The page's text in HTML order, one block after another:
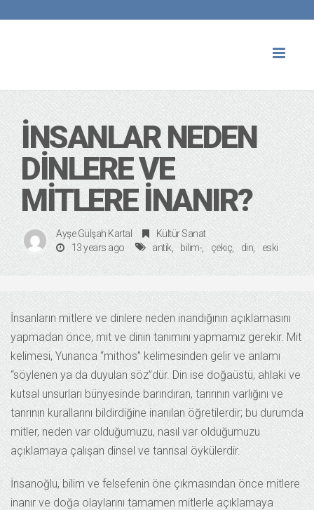
İNSANLAR NEDEN
DINLERE VE
MITLERE İNANIR?
Ayşe Gülşah Kartal
Kültür Sanat
13 years ago
antik bilim- çekiç din eski
İnsanların mitlere ve dinlere neden inandığının açıklamasını
yapmadan önce, mit ve dinin tanımını yapmamız gerekir. Mit
kelimesi, Yunanca “mithos” kelimesinden gelir ve anlamı
“söylenen ya da duyulan söz”dür. Din ise doğaüstü, ahlaki ve
kutsal unsurları bünyesinde barındıran, tanrının varlığını ve
tanrının kurallarını bildirdiğine inanılan öğretilerdir; bu durumda
mitler, neden var olduğumuzu, nasıl var olduğumuzu
açıklamaya çalışan dinsel ve tanrısal öykülerdir.
İnsanoğlu, bilim ve felsefenin öne çıkmasından önce mitlere
inanır ve doğa olaylarını tamamen mitlerle açıklamaya